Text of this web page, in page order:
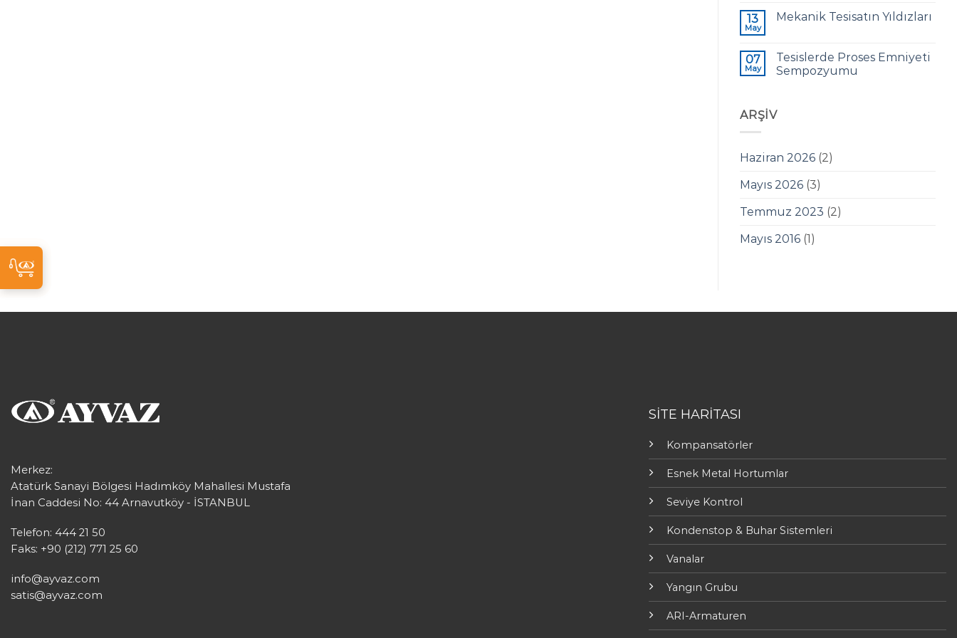
13
May
Mekanik Tesisatın Yıldızları
07
May
Tesislerde Proses Emniyeti
Sempozyumu
ARŞİV
Haziran 2026 (2)
Mayıs 2026 (3)
Temmuz 2023 (2)
Mayıs 2016 (1)
Merkez:
Atatürk Sanayi Bölgesi Hadımköy Mahallesi Mustafa
İnan Caddesi No: 44 Arnavutköy - İSTANBUL
Telefon: 444 21 50
Faks: +90 (212) 771 25 60
info@ayvaz.com
satis@ayvaz.com
SİTE HARİTASI
Kompansatörler
Esnek Metal Hortumlar
Seviye Kontrol
Kondenstop & Buhar Sistemleri
Vanalar
Yangın Grubu
ARI-Armaturen